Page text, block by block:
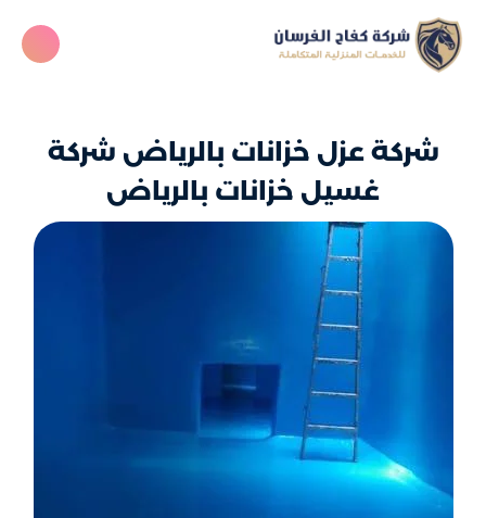
شركة عزل خزانات بالرياض شركة
غسيل خزانات بالرياض